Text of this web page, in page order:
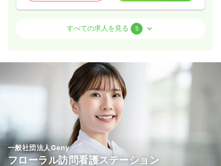
給与 30.7〜34.3万円/月 賞与4.6ヶ月
8:30～17:00
気になる 詳細を見る
正看護師
給与 30.7〜34.3 万円/月 賞与4.6ヶ月
※経験3年の例
時間 8:30～17:00
/月 賞与90.7万円
時間 8:30～17:00（休憩60分）
年間休日124日
4週8休以上
担当業務未経験可
月給40万円以上可
気になる
すべての求人を見る 5
一般社団法人Geny
フローラル訪問看護ステーション